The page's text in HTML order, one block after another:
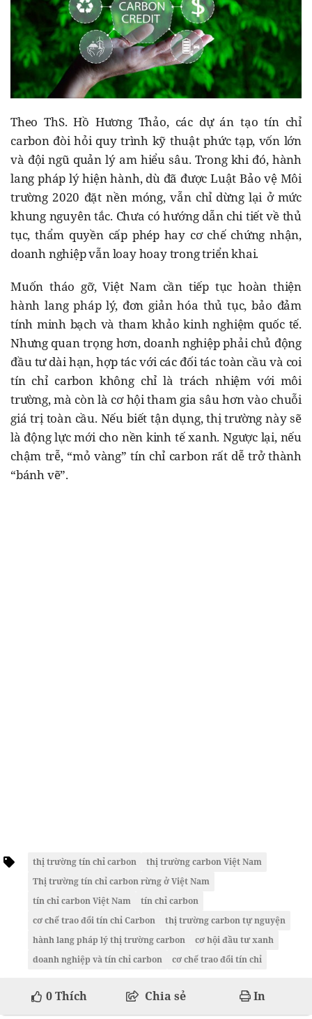
Theo ThS. Hồ Hương Thảo, các dự án tạo tín chỉ
carbon đòi hỏi quy trình kỹ thuật phức tạp, vốn lớn
và đội ngũ quản lý am hiểu sâu. Trong khi đó, hành
lang pháp lý hiện hành, dù đã được Luật Bảo vệ Môi
trường 2020 đặt nền móng, vẫn chỉ dừng lại ở mức
khung nguyên tắc. Chưa có hướng dẫn chi tiết về thủ
tục, thẩm quyền cấp phép hay cơ chế chứng nhận,
doanh nghiệp vẫn loay hoay trong triển khai.
Muốn tháo gỡ, Việt Nam cần tiếp tục hoàn thiện
hành lang pháp lý, đơn giản hóa thủ tục, bảo đảm
tính minh bạch và tham khảo kinh nghiệm quốc tế.
Nhưng quan trọng hơn, doanh nghiệp phải chủ động
đầu tư dài hạn, hợp tác với các đối tác toàn cầu và coi
tín chỉ carbon không chỉ là trách nhiệm với môi
trường, mà còn là cơ hội tham gia sâu hơn vào chuỗi
giá trị toàn cầu. Nếu biết tận dụng, thị trường này sẽ
là động lực mới cho nền kinh tế xanh. Ngược lại, nếu
chậm trễ, “mỏ vàng” tín chỉ carbon rất dễ trở thành
“bánh vẽ”.
thị trường tín chỉ carbon
thị trường carbon Việt Nam
Thị trường tín chỉ carbon rừng ở Việt Nam
tín chỉ carbon Việt Nam
tín chỉ carbon
cơ chế trao đổi tín chỉ Carbon
thị trường carbon tự nguyện
hành lang pháp lý thị trường carbon
cơ hội đầu tư xanh
doanh nghiệp và tín chỉ carbon
cơ chế trao đổi tín chỉ
0Thích Chia sẻ In